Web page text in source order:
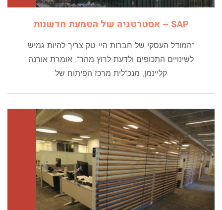
SAP – אסטרטגיה של הטמעת חדשנות
"המודל העסקי של חברות היי-טק צריך להיות גמיש
לשינויים התכופים ולדעת לרוץ מהר", אומרת אורנה
קליינמן, מנכ"לית מרכז הפיתוח של